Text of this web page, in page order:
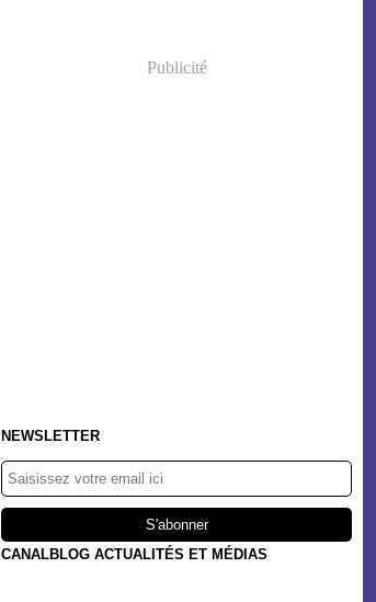
Publicité
NEWSLETTER
CANALBLOG ACTUALITÉS ET MÉDIAS